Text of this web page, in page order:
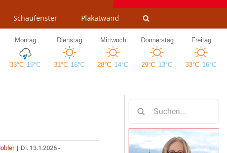
Schaufenster Plakatwand
| Di. 13.1.2026 -
nach: